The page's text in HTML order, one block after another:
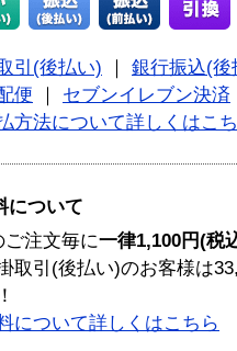
引(後払い)
銀行振込(後
便
セブンイレブン決済
方法について詳しくはこ
について
ご注文毎に一律1,100円(税
取引(後払い)のお客様は
について詳しくはこちら